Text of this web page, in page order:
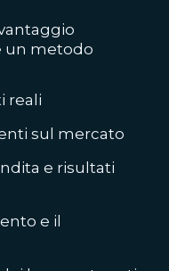
un metodo
reali
sul mercato
e risultati
e il